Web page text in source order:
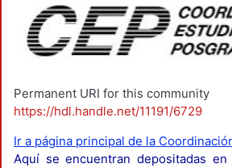
Permanent URI for this community
https://hdl.handle.net/11191/6729
Ir a página principal de la
Aquí se encuentran depositadas